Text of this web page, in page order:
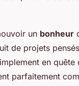
un bonheur
de projets
en quête
parfaitement